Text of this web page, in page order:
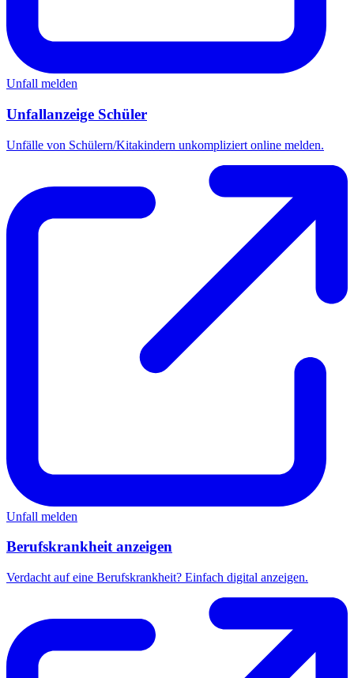
Unfall melden
Unfallanzeige Schüler
Unfälle von Schülern/Kitakindern unkompliziert online melden.
Unfall melden
Berufskrankheit anzeigen
Verdacht auf eine Berufskrankheit? Einfach digital anzeigen.